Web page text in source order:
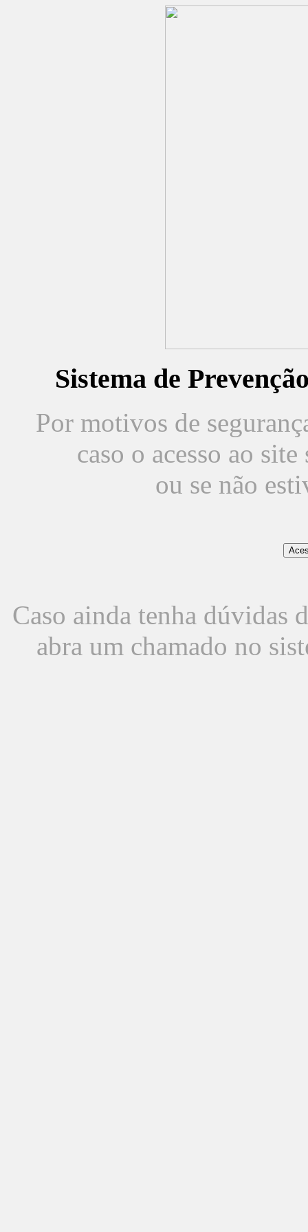
Sistema de
Por motivos de
caso o acesso ao
ou se não
Caso ainda tenha dúvidas
abra um chamado no